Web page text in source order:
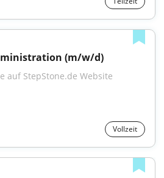
(m/w/d)
auf StepStone.de Website
Vollzeit